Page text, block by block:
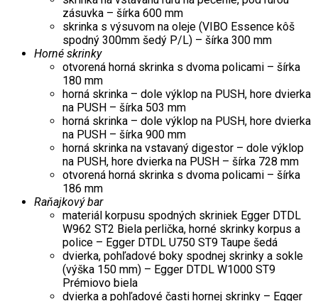
zásuvka – šírka 600 mm
skrinka s výsuvom na oleje (VIBO Essence kôš
spodný 300mm šedý P/L) – šírka 300 mm
Horné skrinky
otvorená horná skrinka s dvoma policami – šírka
180 mm
horná skrinka – dole výklop na PUSH, hore dvierka
na PUSH – šírka 503 mm
horná skrinka – dole výklop na PUSH, hore dvierka
na PUSH – šírka 900 mm
horná skrinka na vstavaný digestor – dole výklop
na PUSH, hore dvierka na PUSH – šírka 728 mm
otvorená horná skrinka s dvoma policami – šírka
186 mm
Raňajkový bar
materiál korpusu spodných skriniek Egger DTDL
W962 ST2 Biela perlička, horné skrinky korpus a
police – Egger DTDL U750 ST9 Taupe šedá
dvierka, pohľadové boky spodnej skrinky a sokle
(výška 150 mm) – Egger DTDL W1000 ST9
Prémiovo biela
dvierka a pohľadové časti hornej skrinky – Egger